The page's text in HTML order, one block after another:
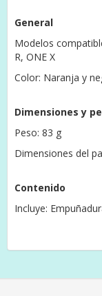
General
Modelos
R, ONE X
Color: Naranja y
Dimensiones y
Peso: 83 g
Dimensiones del
Contenido
Incluye: